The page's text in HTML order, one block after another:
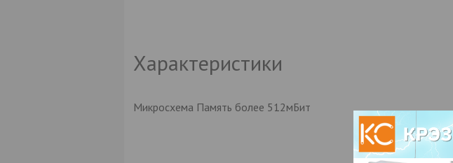
Характеристики
Микросхема Память более 512мБит